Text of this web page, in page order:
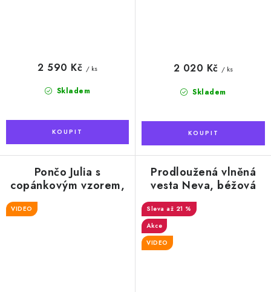
Skladem
2 590 Kč / ks
Skladem
2 020 Kč / ks
Pončo Julia s
copánkovým vzorem,
ovčí vlna, béžová
VIDEO
Prodloužená vlněná
vesta Neva, béžová
až 21 %
Akce
VIDEO